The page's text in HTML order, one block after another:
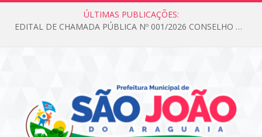
ÚLTIMAS PUBLICAÇÕES:
EDITAL DE CHAMADA PÚBLICA Nº 001/2026 CONSELHO DOS DIREITOS DA CRIANÇA E DO ADOLESCENTE